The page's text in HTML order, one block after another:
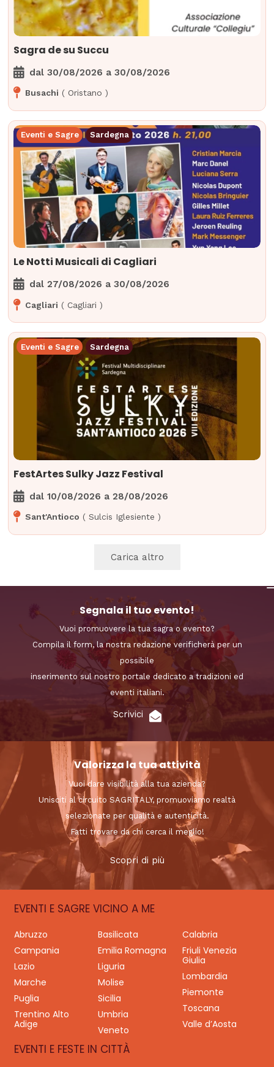
Sagra de su Succu
dal30/08/2026 a 30/08/2026
Busachi ( Oristano )
Eventi e Sagre Sardegna
Le Notti Musicali di Cagliari
dal27/08/2026 a 30/08/2026
Cagliari ( Cagliari )
Eventi e Sagre Sardegna
FestArtes Sulky Jazz Festival
dal10/08/2026 a 28/08/2026
Sant'Antioco (Sulcis Iglesiente )
Carica altro
Segnala il tuo evento!
Vuoi promuovere la tua sagra o evento?
Compila il form, la nostra redazione verificherà per un
possibile
inserimento sul nostro portale dedicato a tradizioni ed
eventi italiani.
Scrivici
Valorizza la tua attività
Vuoi dare visibilità alla tua azienda?
Unisciti al circuito SAGRITALY, promuoviamo realtà
selezionate per qualità e autenticità.
Fatti trovare da chi cerca il meglio!
Scopri di più
EVENTI E SAGRE VICINO A ME
Abruzzo Basilicata
Calabria
Campania
Emilia Romagna
Friuli Venezia
Giulia
Lazio
Liguria
Lombardia
Marche
Molise
Piemonte
Puglia
Sicilia
Toscana
Trentino Alto
Adige
Umbria
Valle d’Aosta
Veneto
EVENTI E FESTE IN CITTÀ